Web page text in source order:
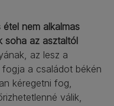
nem alkalmas
soha az asztaltól
az lesz a
a családot békén
kéregetni fog,
válik,